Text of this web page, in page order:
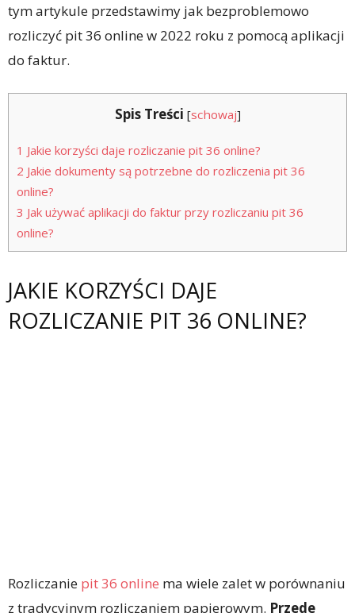
tym artykule przedstawimy jak bezproblemowo
rozliczyć pit 36 online w 2022 roku z pomocą aplikacji
do faktur.
Spis Treści [schowaj]
1 Jakie korzyści daje rozliczanie pit 36 online?
2 Jakie dokumenty są potrzebne do rozliczenia pit 36
online?
3 Jak używać aplikacji do faktur przy rozliczaniu pit 36
online?
JAKIE KORZYŚCI DAJE
ROZLICZANIE PIT 36 ONLINE?
Rozliczanie pit 36 online ma wiele zalet w porównaniu
z tradycyjnym rozliczaniem papierowym. Przede